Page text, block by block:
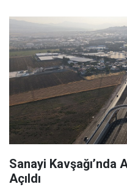
Sanayi Kavşağı’nda
Açıldı